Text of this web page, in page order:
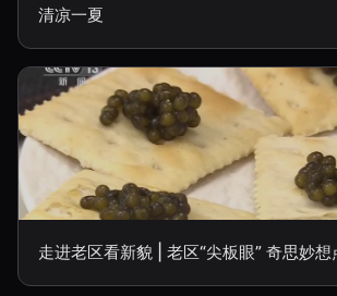
清凉一夏
走进老区看新貌 | 老区“尖板眼” 奇思妙